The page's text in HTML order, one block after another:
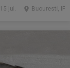
Bucuresti, IF
15 jul.